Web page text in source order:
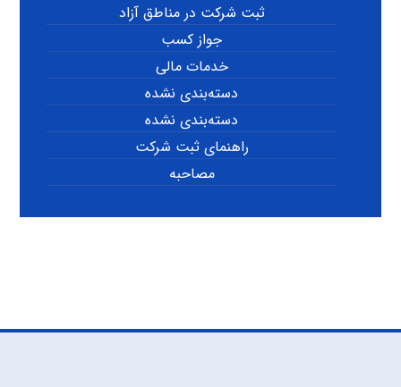
ثبت شرکت در مناطق آزاد
جواز کسب
خدمات مالی
دسته‌بندی نشده
دسته‌بندی نشده
راهنمای ثبت شرکت
مصاحبه